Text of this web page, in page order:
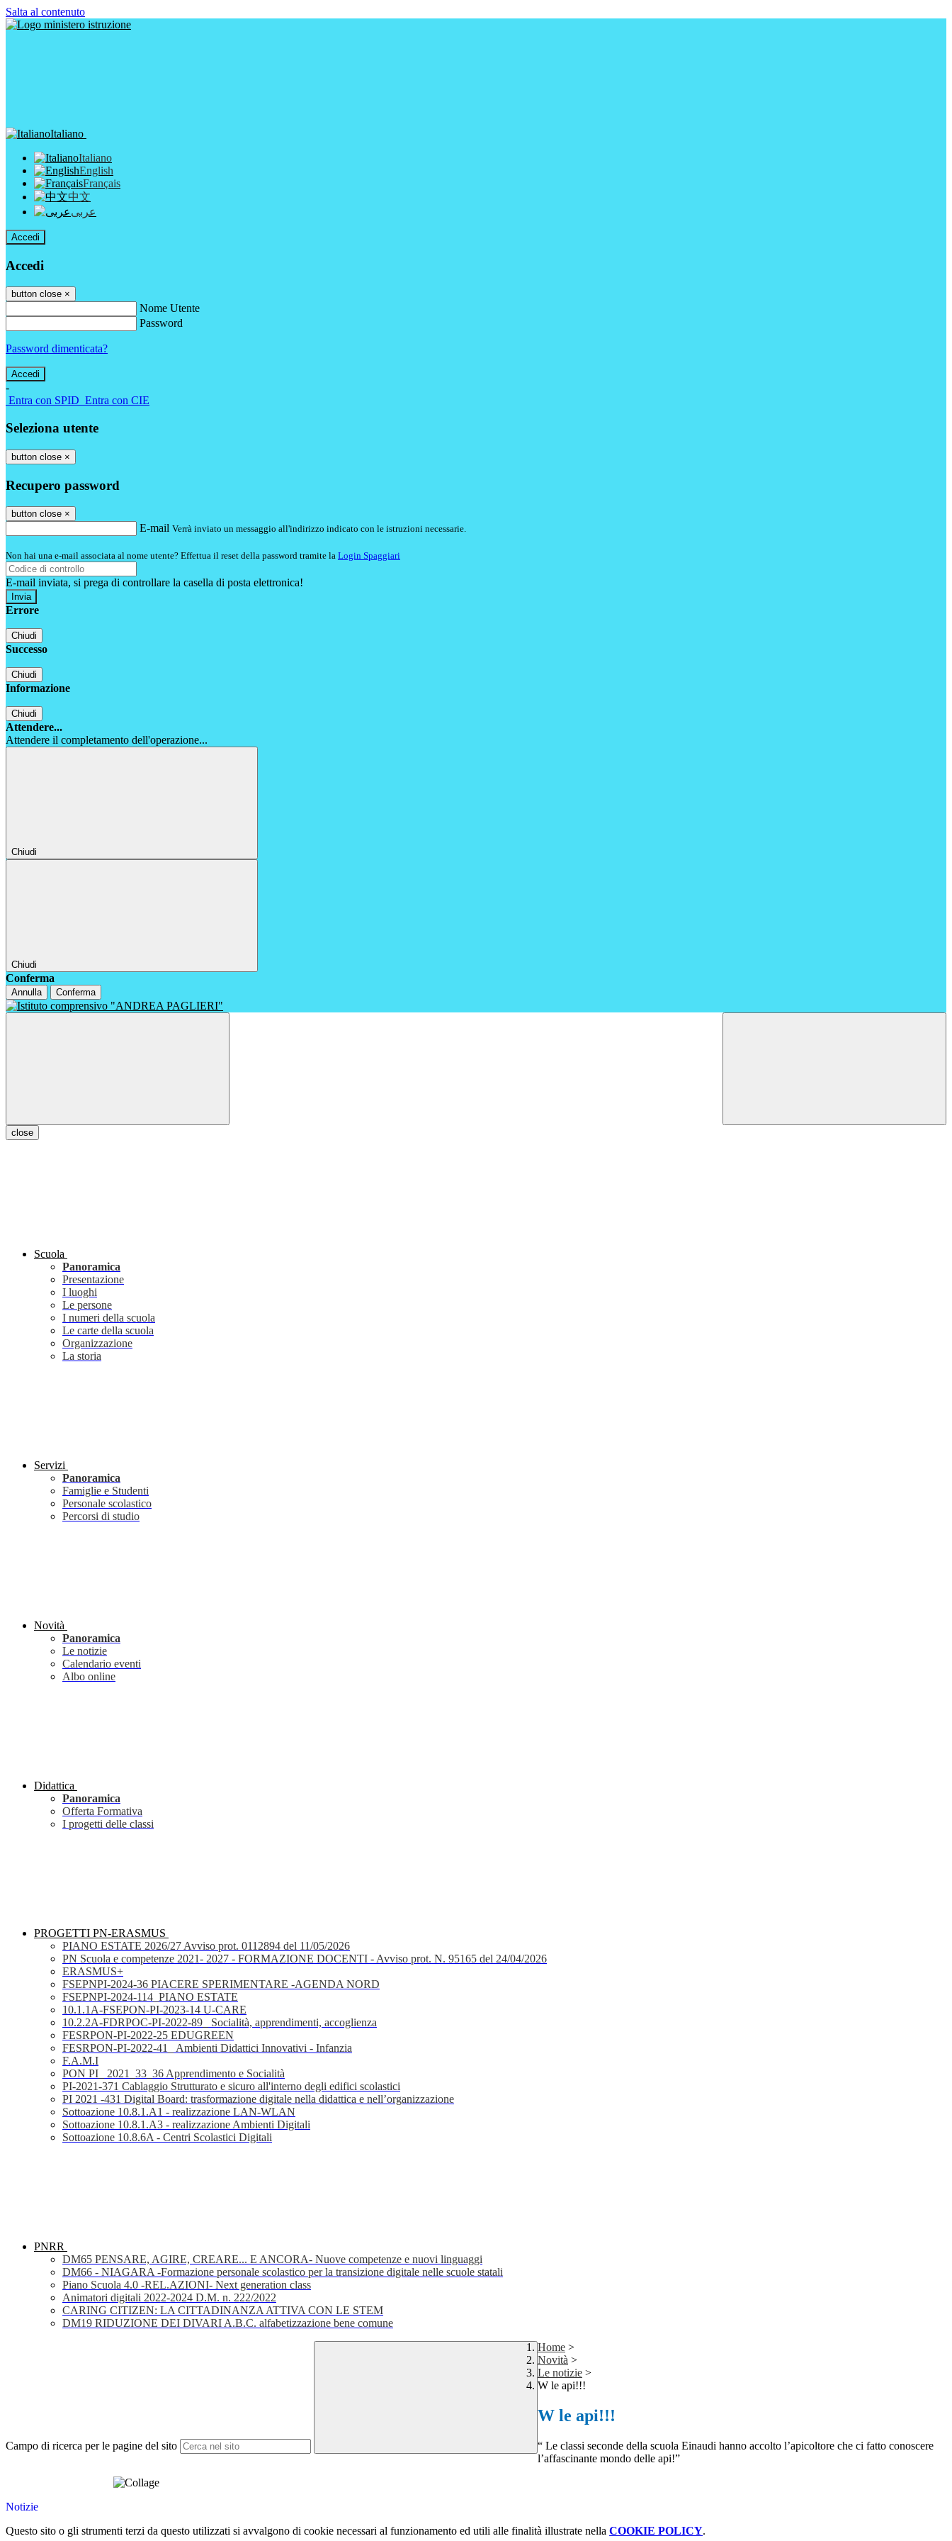
Salta al contenuto
Italiano
Italiano
English
Français
中文
عربى
Accedi
Accedi
button close ×
Nome Utente
Password
Password dimenticata?
-
Entra con SPID Entra con CIE
Seleziona utente
button close ×
Recupero password
button close ×
E-mail Verrà inviato un messaggio all'indirizzo indicato con le istruzioni necessarie.
Non hai una e-mail associata al nome utente? Effettua il reset della password tramite la Login Spaggiari
E-mail inviata, si prega di controllare la casella di posta elettronica!
Errore
Chiudi
Successo
Chiudi
Informazione
Chiudi
Attendere...
Attendere il completamento dell'operazione...
Chiudi
Chiudi
Conferma
Annulla Conferma
close
Scuola
Panoramica
Presentazione
I luoghi
Le persone
I numeri della scuola
Le carte della scuola
Organizzazione
La storia
Servizi
Panoramica
Famiglie e Studenti
Personale scolastico
Percorsi di studio
Novità
Panoramica
Le notizie
Calendario eventi
Albo online
Didattica
Panoramica
Offerta Formativa
I progetti delle classi
PROGETTI PN-ERASMUS
PIANO ESTATE 2026/27 Avviso prot. 0112894 del 11/05/2026
PN Scuola e competenze 2021- 2027 - FORMAZIONE DOCENTI - Avviso prot. N. 95165 del 24/04/2026
ERASMUS+
FSEPNPI-2024-36 PIACERE SPERIMENTARE -AGENDA NORD
FSEPNPI-2024-114_PIANO ESTATE
10.1.1A-FSEPON-PI-2023-14 U-CARE
10.2.2A-FDRPOC-PI-2022-89_ Socialità, apprendimenti, accoglienza
FESRPON-PI-2022-25 EDUGREEN
FESRPON-PI-2022-41_ Ambienti Didattici Innovativi - Infanzia
F.A.M.I
PON PI_ 2021_33_36 Apprendimento e Socialità
PI-2021-371 Cablaggio Strutturato e sicuro all'interno degli edifici scolastici
PI 2021 -431 Digital Board: trasformazione digitale nella didattica e nell’organizzazione
Sottoazione 10.8.1.A1 - realizzazione LAN-WLAN
Sottoazione 10.8.1.A3 - realizzazione Ambienti Digitali
Sottoazione 10.8.6A - Centri Scolastici Digitali
PNRR
DM65 PENSARE, AGIRE, CREARE... E ANCORA- Nuove competenze e nuovi linguaggi
DM66 - NIAGARA -Formazione personale scolastico per la transizione digitale nelle scuole statali
Piano Scuola 4.0 -REL.AZIONI- Next generation class
Animatori digitali 2022-2024 D.M. n. 222/2022
CARING CITIZEN: LA CITTADINANZA ATTIVA CON LE STEM
DM19 RIDUZIONE DEI DIVARI A.B.C. alfabetizzazione bene comune
Campo di ricerca per le pagine del sito
Home >
Novità >
Le notizie >
W le api!!!
W le api!!!
“ Le classi seconde della scuola Einaudi hanno accolto l’apicoltore che ci fatto conoscere
l’affascinante mondo delle api!”
Notizie
Questo sito o gli strumenti terzi da questo utilizzati si avvalgono di cookie necessari al funzionamento ed utili alle finalità illustrate nella COOKIE POLICY.